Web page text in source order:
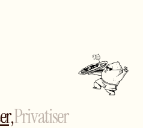
Privatiser